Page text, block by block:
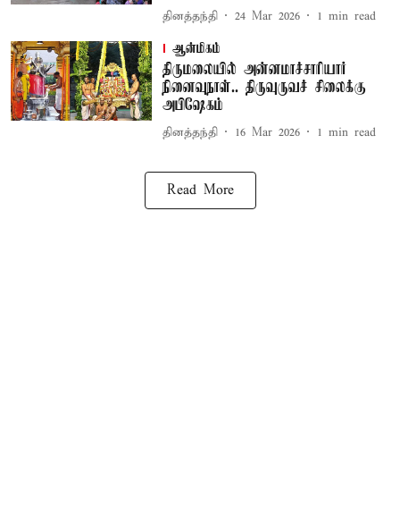
தினத்தந்தி 24 Mar 2026 1 min read
ஆன்மிகம்
திருமலையில் அன்னமாச்சாரியார்
நினைவுநாள்.. திருவுருவச் சிலைக்கு
அபிஷேகம்
தினத்தந்தி 16 Mar 2026 1 min read
Read More